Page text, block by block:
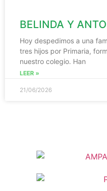
BELINDA Y
Hoy despedimos a una
tres hijos por Primaria,
nuestro colegio. Han
LEER »
21/06/2026